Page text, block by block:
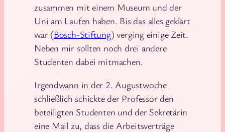
zusammen mit einem Museum und der
Uni am Laufen haben. Bis das alles geklärt
war (Bosch-Stiftung) verging einige Zeit.
Neben mir sollten noch drei andere
Studenten dabei mitmachen.
Irgendwann in der 2. Augustwoche
schließlich schickte der Professor den
beteiligten Studenten und der Sekretärin
eine Mail zu, dass die Arbeitsverträge